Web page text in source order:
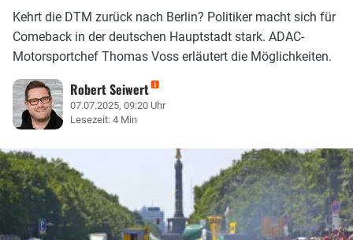
Kehrt die DTM zurück nach Berlin? Politiker macht sich für
Comeback in der deutschen Hauptstadt stark. ADAC-
Motorsportchef Thomas Voss erläutert die Möglichkeiten.
Robert Seiwert
07.07.2025, 09:20 Uhr
Lesezeit: 4 Min